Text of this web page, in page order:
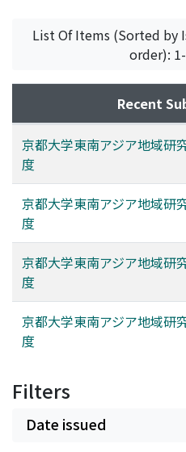
List Of Items (Sorted by
order):
Recent
京都大学東南アジア地域研
度
京都大学東南アジア地域研
度
京都大学東南アジア地域研
度
京都大学東南アジア地域研
度
Filters
Date issued